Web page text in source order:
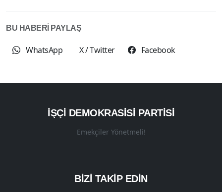
BU HABERİ PAYLAŞ
WhatsApp X / Twitter Facebook
İŞÇI DEMOKRASISI PARTISI
Emekçiler Yönetmeli!
BİZİ TAKİP EDİN